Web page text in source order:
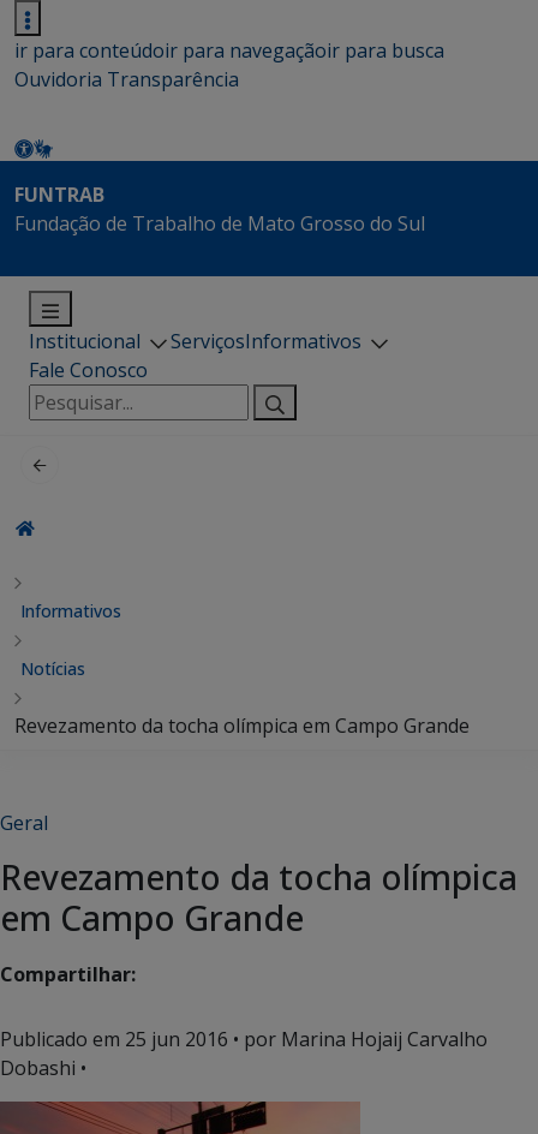
ir para conteúdoir para navegaçãoir para busca
Ouvidoria Transparência
FUNTRAB
Fundação de Trabalho de Mato Grosso do Sul
Institucional ServiçosInformativos
Fale Conosco
Pesquisar
por:
Informativos
Notícias
Revezamento da tocha olímpica em Campo Grande
Geral
Revezamento da tocha olímpica
em Campo Grande
Compartilhar:
Publicado em 25 jun 2016 • por Marina Hojaij Carvalho
Dobashi •